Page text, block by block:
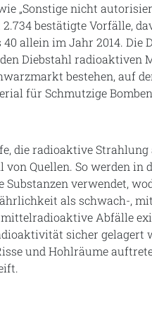
„Sonstige nicht
bestätigte Vorfälle,
40 allein im Jahr 2014.
Diebstahl radioaktiven
bestehen, auf
für Schmutzige
die radioaktive Strahlung
Quellen. So werden
verwendet,
als schwach-,
Abfälle
sicher gelagert
und Hohlräume